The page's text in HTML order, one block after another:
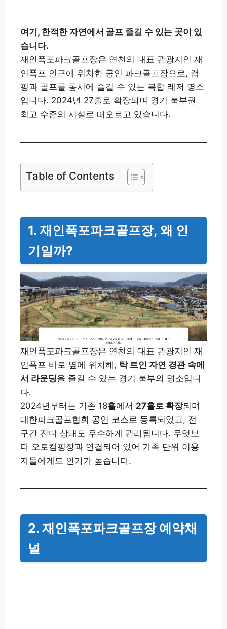
여기, 한적한 자연에서 골프 즐길 수 있는 곳이 있
습니다.
재인폭포파크골프장은 연천의 대표 관광지인 재
인폭포 인근에 위치한 공인 파크골프장으로, 캠
핑과 골프를 동시에 즐길 수 있는 복합 레저 명소
입니다. 2024년 27홀로 확장되며 경기 북부권
최고 수준의 시설로 떠오르고 있습니다.
Table of Contents
1. 재인폭포파크골프장, 왜 인
기일까?
재인폭포파크골프장은 연천의 대표 관광지인 재
인폭포 바로 옆에 위치해, 탁 트인 자연 경관 속에
서 라운딩을 즐길 수 있는 경기 북부의 명소입니
다.
2024년부터는 기존 18홀에서 27홀로 확장되며
대한파크골프협회 공인 코스로 등록되었고, 전
구간 잔디 상태도 우수하게 관리됩니다. 무엇보
다 오토캠핑장과 연결되어 있어 가족 단위 이용
자들에게도 인기가 높습니다.
2. 재인폭포파크골프장 예약채
널